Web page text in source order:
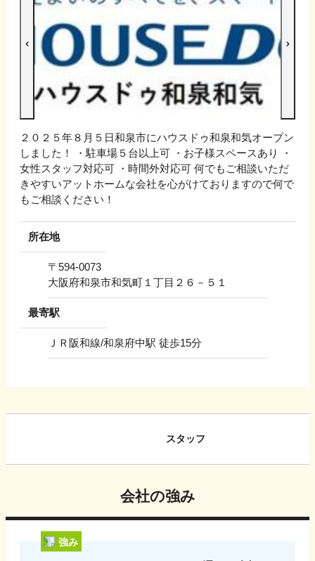
２０２５年８月５日和泉市にハウスドゥ和泉和気オープン
しました！ ・駐車場５台以上可 ・お子様スペースあり ・
女性スタッフ対応可 ・時間外対応可 何でもご相談いただ
きやすいアットホームな会社を心がけておりますので何で
もご相談ください！
所在地
〒 594-0073
大阪府和泉市和気町１丁目２６－５１
最寄駅
ＪＲ阪和線/和泉府中駅 徒歩15分
スタッフ
会社の強み
強み